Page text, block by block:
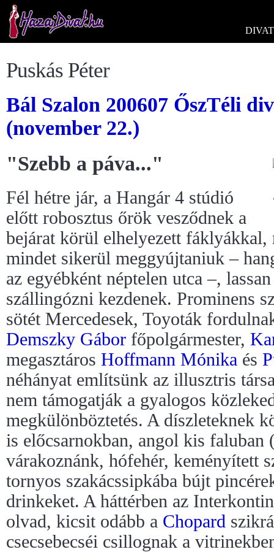
DIVAT
Puskás Péter
Bál Szalon 200607 ŐszTéli
(november 22.)
"Szebb a páva..."
Fél hétre jár, a Hangár 4 stúdió
előtt robosztus őrök vesződnek a
bejárat körül elhelyezett fáklyákkal,
mindet sikerül meggyújtaniuk –
az egyébként néptelen utca –,
szállingózni kezdenek. Prominens
sötét Mercedesek, Toyoták
Demszky Gábor főpolgármester,
megasztáros Hoffmann Mónika és
néhányat említsünk az illusztris
nem támogatják a gyalogos
megkülönböztetés. A díszleteknek
is előcsarnokban, angol kis faluban
várakoznánk, hófehér, keményített
tornyos szakácssipkába bújt
drinkeket. A háttérben az
olvad, kicsit odább a Chopard
csecsebecséi csillognak a